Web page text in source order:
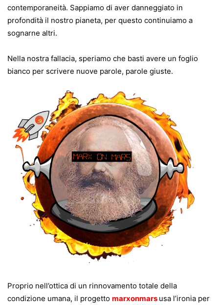
contemporaneità. Sappiamo di aver danneggiato in
profondità il nostro pianeta, per questo continuiamo a
sognarne altri.
Nella nostra fallacia, speriamo che basti avere un foglio
bianco per scrivere nuove parole, parole giuste.
Proprio nell’ottica di un rinnovamento totale della
condizione umana, il progetto marxonmars usa l’ironia per